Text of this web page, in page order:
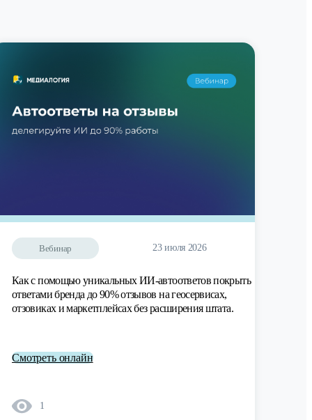
Вебинар 23 июля 2026
Как с помощью уникальных ИИ-автоответов покрыть
ответами бренда до 90% отзывов на геосервисах,
отзовиках и маркетплейсах без расширения штата.
Смотреть онлайн
1